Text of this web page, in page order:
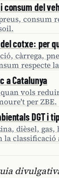
consum del
consum
cotxe: per
càrrega,
respecte
a Catalunya
vols
per ZBE.
DGT i
dièsel,
la classificació